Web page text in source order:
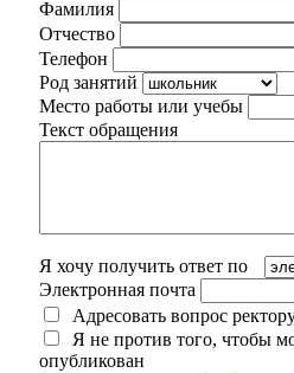
Фамилия
Отчество
Телефон
Род занятий
Место работы или учебы
Текст обращения
Я хочу получить ответ по
Электронная почта
Адресовать вопрос
Я не против того, чтобы
опубликован